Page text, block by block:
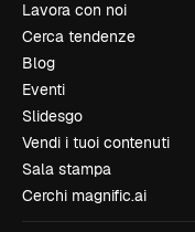
Lavora con noi
Cerca tendenze
Blog
Eventi
Slidesgo
Vendi i tuoi contenuti
Sala stampa
Cerchi magnific.ai